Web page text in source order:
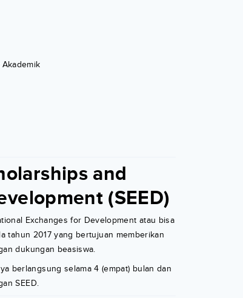
and
(SEED)
Exchanges for Development atau bisa
tahun 2017 yang bertujuan memberikan
dukungan beasiswa.
berlangsung selama 4 (empat) bulan dan
SEED.